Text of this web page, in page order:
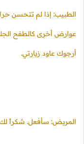
الطبيب: إذا لم تتحسن
عوارض أخرى كالطفح
أرجوك عاود زيارتي.
المريض: سأفعل. شكراً لك